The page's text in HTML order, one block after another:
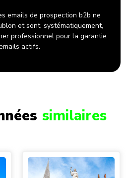
emails de prospection b2b ne
et sont, systématiquement,
professionnel pour la garantie
actifs.
similaires